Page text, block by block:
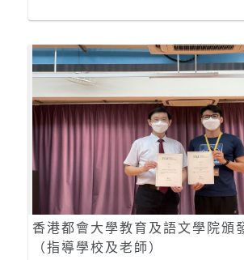
香港都會大學教育及語文學院頒
（指導學校及老師）